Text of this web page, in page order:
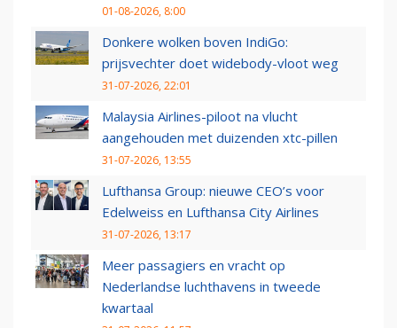
01-08-2026, 8:00
Donkere wolken boven IndiGo:
prijsvechter doet widebody-vloot weg
31-07-2026, 22:01
Malaysia Airlines-piloot na vlucht
aangehouden met duizenden xtc-pillen
31-07-2026, 13:55
Lufthansa Group: nieuwe CEO’s voor
Edelweiss en Lufthansa City Airlines
31-07-2026, 13:17
Meer passagiers en vracht op
Nederlandse luchthavens in tweede
kwartaal